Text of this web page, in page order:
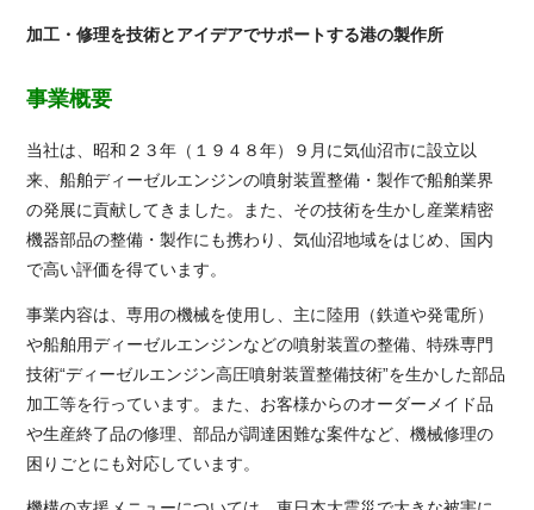
加工・修理を技術とアイデアでサポートする港の製作所
事業概要
当社は、昭和２３年（１９４８年）９月に気仙沼市に設立以
来、船舶ディーゼルエンジンの噴射装置整備・製作で船舶業界
の発展に貢献してきました。また、その技術を生かし産業精密
機器部品の整備・製作にも携わり、気仙沼地域をはじめ、国内
で高い評価を得ています。
事業内容は、専用の機械を使用し、主に陸用（鉄道や発電所）
や船舶用ディーゼルエンジンなどの噴射装置の整備、特殊専門
技術“ディーゼルエンジン高圧噴射装置整備技術”を生かした部品
加工等を行っています。また、お客様からのオーダーメイド品
や生産終了品の修理、部品が調達困難な案件など、機械修理の
困りごとにも対応しています。